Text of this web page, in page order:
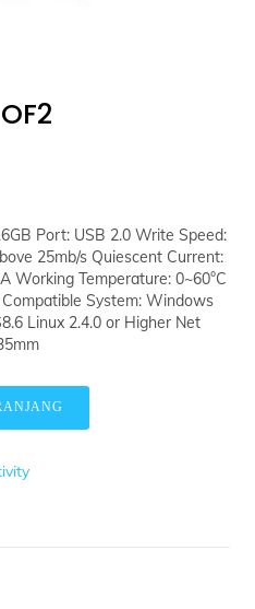
Port: USB 2.0 Write Speed:
25mb/s Quiescent Current:
Working Temperature: 0~60°C
System: Windows
Linux 2.4.0 or Higher Net